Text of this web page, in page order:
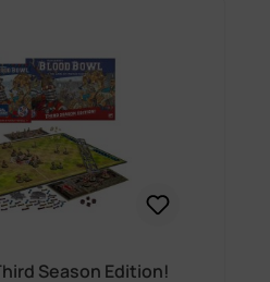
Season Edition!